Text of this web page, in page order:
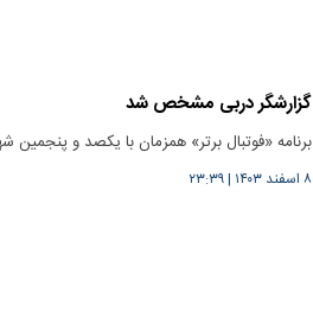
گزارشگر دربی مشخص شد
برنامه «فوتبال برتر» همزمان با یکصد و
۸ اسفند ۱۴۰۳ |۲۳:۳۹